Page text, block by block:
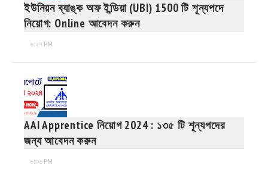
ইউনিয়ন ব্যাঙ্ক অফ ইন্ডিয়া (UBI) 1500 টি শূন্যপদে
নিয়োগ: Online আবেদন করুন
৬:২৭ PM
AAI Apprentice নিয়োগ 2024 : ১৩৫ টি শূন্যপদের
জন্য আবেদন করুন
৬:৩৬ PM